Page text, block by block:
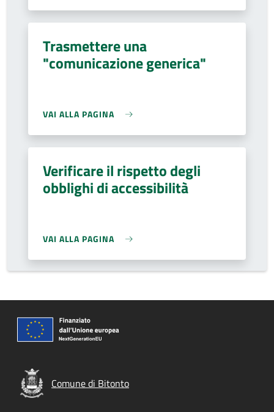
Trasmettere una
"comunicazione generica"
VAI ALLA PAGINA
Verificare il rispetto degli
obblighi di accessibilità
VAI ALLA PAGINA
Comune di Bitonto